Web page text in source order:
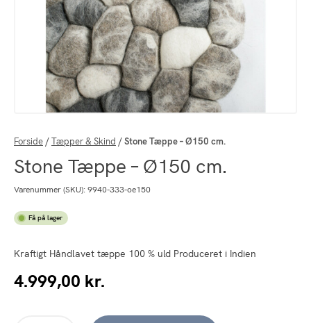
Forside /Tæpper & Skind /Stone Tæppe – Ø150 cm.
Stone Tæppe – Ø150 cm.
Varenummer (SKU): 9940-333-oe150
Få på lager
Kraftigt Håndlavet tæppe 100 % uld Produceret i Indien
4.999,00 kr.